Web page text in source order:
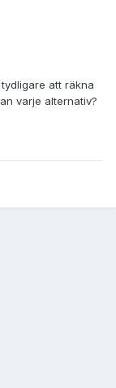
att räkna
varje alternativ?